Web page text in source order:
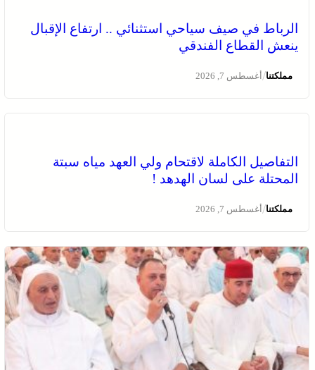
الرباط في صيف سياحي استثنائي .. ارتفاع الإقبال
ينعش القطاع الفندقي
مملكتنا/أغسطس 7, 2026
التفاصيل الكاملة لاقتحام ولي العهد مياه سبتة
المحتلة على لسان الهدهد !
مملكتنا/أغسطس 7, 2026